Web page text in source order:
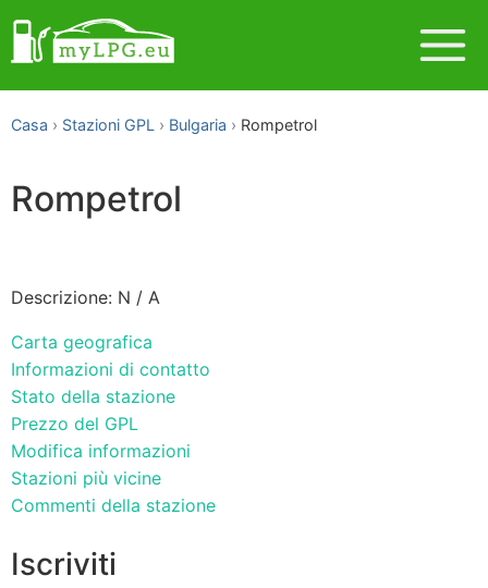
Casa Stazioni GPL Bulgaria Rompetrol
Rompetrol
Descrizione: N / A
Carta geografica
Informazioni di contatto
Stato della stazione
Prezzo del GPL
Modifica informazioni
Stazioni più vicine
Commenti della stazione
Iscriviti